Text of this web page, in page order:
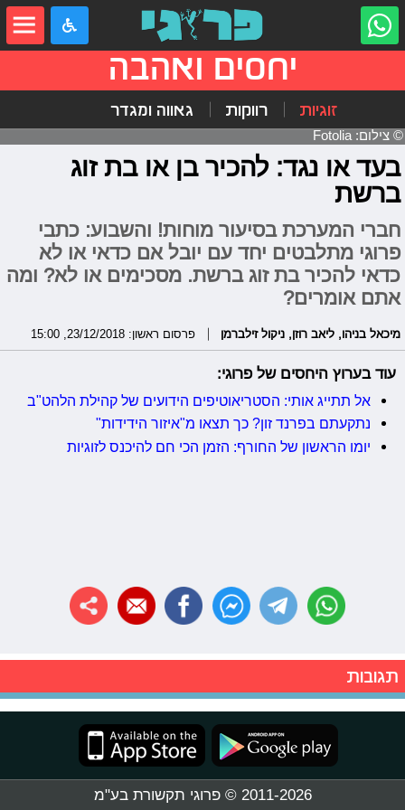
יחסים ואהבה
זוגיות רווקות גאווה ומגדר
© צילום: Fotolia
בעד או נגד: להכיר בן או בת זוג
ברשת
חברי המערכת בסיעור מוחות! והשבוע: כתבי
פרוגי מתלבטים יחד עם יובל אם כדאי או לא
כדאי להכיר בת זוג ברשת. מסכימים או לא? ומה
אתם אומרים?
מיכאל בניהו, ליאב רוזן, ניקול זילברמן פרסום ראשון: 23/12/2018, 15:00
עוד בערוץ היחסים של פרוגי:
אל תתייג אותי: הסטריאוטיפים הידועים של קהילת הלהט"ב
נתקעתם בפרנד זון? כך תצאו מ"איזור הידידות"
יומו הראשון של החורף: הזמן הכי חם להיכנס לזוגיות
תגובות
2011-2026 © פרוגי תקשורת בע"מ